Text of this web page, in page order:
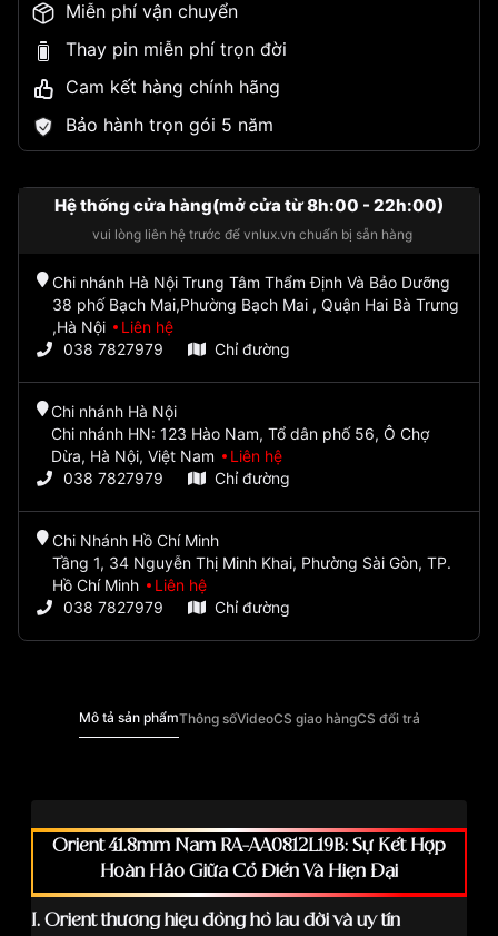
Miễn phí vận chuyển
Thay pin miễn phí trọn đời
Cam kết hàng chính hãng
Bảo hành trọn gói 5 năm
Hệ thống cửa hàng(mở cửa từ 8h:00 - 22h:00)
vui lòng liên hệ trước để vnlux.vn chuẩn bị sẵn hàng
Chi nhánh Hà Nội Trung Tâm Thẩm Định Và Bảo Dưỡng
38 phố Bạch Mai,Phường Bạch Mai , Quận Hai Bà Trưng
,Hà Nội
Liên hệ
038 7827979
Chỉ đường
Chi nhánh Hà Nội
Chi nhánh HN: 123 Hào Nam, Tổ dân phố 56, Ô Chợ
Dừa, Hà Nội, Việt Nam
Liên hệ
038 7827979
Chỉ đường
Chi Nhánh Hồ Chí Minh
Tầng 1, 34 Nguyễn Thị Minh Khai, Phường Sài Gòn, TP.
Hồ Chí Minh
Liên hệ
038 7827979
Chỉ đường
Mô tả sản phẩmThông sốVideoCS giao hàngCS đổi trả
Orient 41.8mm Nam RA-AA0812L19B: Sự Kết Hợp
Hoàn Hảo Giữa Cổ Điển Và Hiện Đại
I. Orient thương hiệu đồng hồ lâu đời và uy tín